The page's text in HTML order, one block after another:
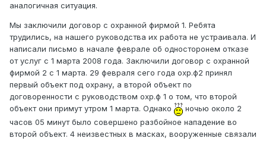
аналогичная ситуация.
Мы заключили договор с охранной фирмой 1. Ребята
трудились, на нашего руководства их работа не устраивала. И
написали письмо в начале феврале об односторонем отказе
от услуг с 1 марта 2008 года. Заключили договор с охранной
фирмой 2 с 1 марта. 29 февраля сего года охр.ф2 принял
первый объект под охрану, а второй объект по
договоренности с руководством охр.ф 1 о том, что второй
объект они примут утром 1 марта. Однако
ночью около 2
часов 05 минут было совершено разбойное нападение во
второй объект. 4 неизвестных в масках, вооруженные связали